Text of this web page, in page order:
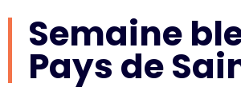
Semaine
Pays de